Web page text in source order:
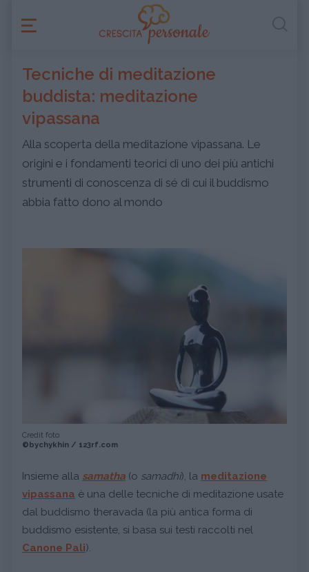
Tecniche di meditazione
buddista: meditazione
vipassana
Alla scoperta della meditazione vipassana. Le
origini e i fondamenti teorici di uno dei più antichi
strumenti di conoscenza di sé di cui il buddismo
abbia fatto dono al mondo
Credit foto
©bychykhin / 123rf.com
Insieme alla samatha (o samadhi), la meditazione
vipassana è una delle tecniche di meditazione usate
dal buddismo theravada (la più antica forma di
buddismo esistente, si basa sui testi raccolti nel
Canone Pali).